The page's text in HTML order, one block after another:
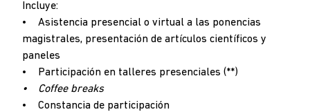
Incluye:
• Asistencia presencial o virtual a las ponencias
magistrales, presentación de artículos científicos y
paneles
• Participación en talleres presenciales (**)
• Coffee breaks
• Constancia de participación